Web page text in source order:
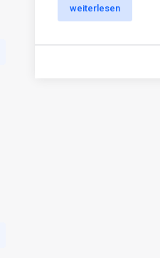
weiterlesen